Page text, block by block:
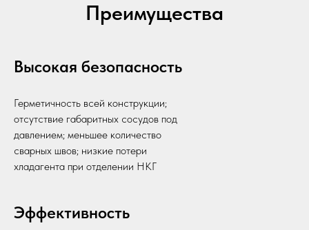
Преимущества
Высокая безопасность
Герметичность всей конструкции;
отсутствие габаритных сосудов под
давлением; меньшее количество
сварных швов; низкие потери
хладагента при отделении НКГ
Эффективность